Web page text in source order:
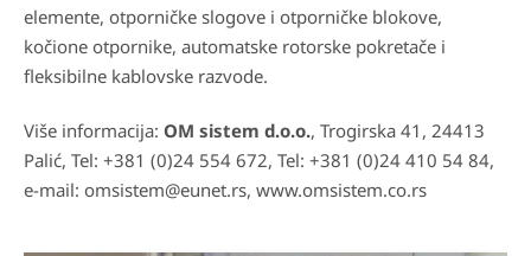
elemente, otporničke slogove i otporničke blokove,
kočione otpornike, automatske rotorske pokretače i
fleksibilne kablovske razvode.
Više informacija: OM sistem d.o.o., Trogirska 41, 24413
Palić, Tel: +381 (0)24 554 672, Tel: +381 (0)24 410 54 84,
e-mail: omsistem@eunet.rs, www.omsistem.co.rs